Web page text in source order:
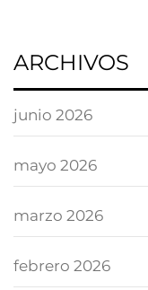
ARCHIVOS
junio 2026
mayo 2026
marzo 2026
febrero 2026